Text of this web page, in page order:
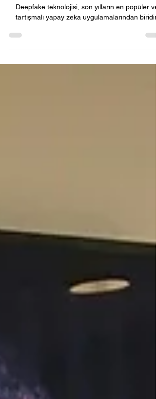
nasıl çalışır?
tartışmalı yapay zeka uygulamalarından biridir.